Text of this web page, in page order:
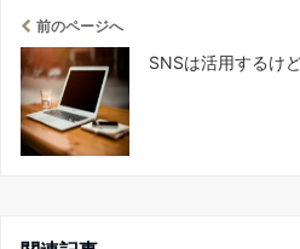
前のページへ
SNSは活用するけ